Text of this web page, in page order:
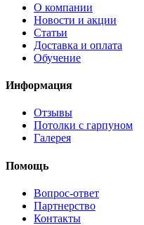
О компании
Новости и акции
Статьи
Доставка и оплата
Обучение
Информация
Отзывы
Потолки с гарпуном
Галерея
Помощь
Вопрос-ответ
Партнерство
Контакты